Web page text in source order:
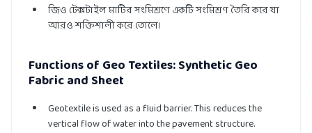
জিও টেক্সটাইল মাটির সংমিশ্রণে একটি সংমিশ্রণ তৈরি করে যা
আরও শক্তিশালী করে তোলে।
Functions of Geo Textiles: Synthetic Geo
Fabric and Sheet
Geotextile is used as a fluid barrier. This reduces the
vertical flow of water into the pavement structure.